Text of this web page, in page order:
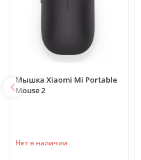
Мышка Xiaomi Mi Portable
Mouse 2
Нет в наличии